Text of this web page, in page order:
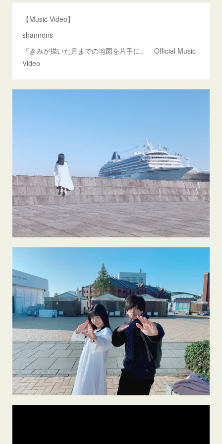
【Music Video】
shannons
『きみが描いた月までの地図を片手に』 Official Music
Video